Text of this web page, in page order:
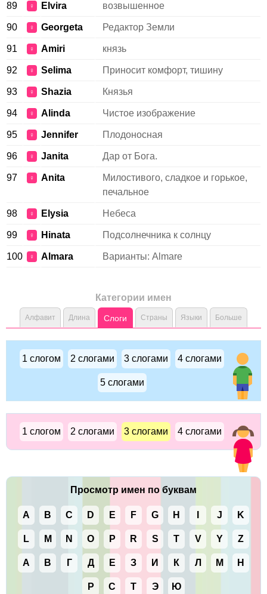
89 ♀ Elvira возвышенное
90 ♀ Georgeta Редактор Земли
91 ♀ Amiri князь
92 ♀ Selima Приносит комфорт, тишину
93 ♀ Shazia Князья
94 ♀ Alinda Чистое изображение
95 ♀ Jennifer Плодоносная
96 ♀ Janita Дар от Бога.
97 ♀ Anita
Милостивого, сладкое и горькое,
печальное
98 ♀ Elysia Небеса
99 ♀ Hinata Подсолнечника к солнцу
100 ♀ Almara Варианты: Almare
Категории имен
Алфавит Длина Слоги Страны Языки Больше
1 слогом 2 слогами 3 слогами 4 слогами
5 слогами
1 слогом 2 слогами 3 слогами 4 слогами
Просмотр имен по буквам
A B C D E F G H J K
L M N O P R S T V Y Z
А В Г Д Е З И К Л М Н
Р С Т Э Ю